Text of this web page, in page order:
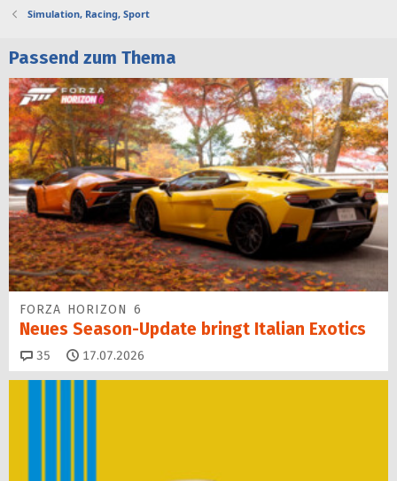
Simulation, Racing, Sport
Passend zum Thema
FORZA HORIZON 6
Neues Season-Update bringt Italian Exotics
35 Kommentare
17.07.2026